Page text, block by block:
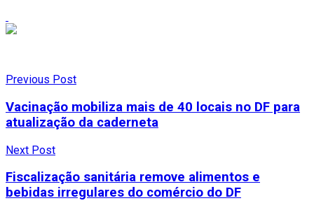
Previous Post
Vacinação mobiliza mais de 40 locais no DF para
atualização da caderneta
Next Post
Fiscalização sanitária remove alimentos e
bebidas irregulares do comércio do DF